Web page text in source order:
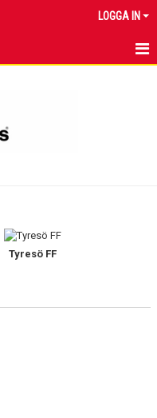
LOGGA IN
Tyresö FF